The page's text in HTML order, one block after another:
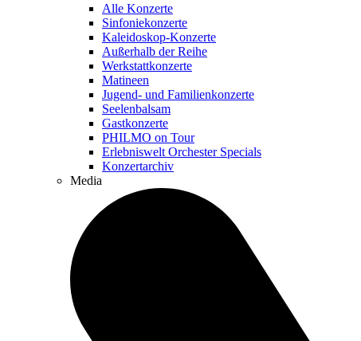
Alle Konzerte
Sinfoniekonzerte
Kaleidoskop-Konzerte
Außerhalb der Reihe
Werkstattkonzerte
Matineen
Jugend- und Familienkonzerte
Seelenbalsam
Gastkonzerte
PHILMO on Tour
Erlebniswelt Orchester Specials
Konzertarchiv
Media